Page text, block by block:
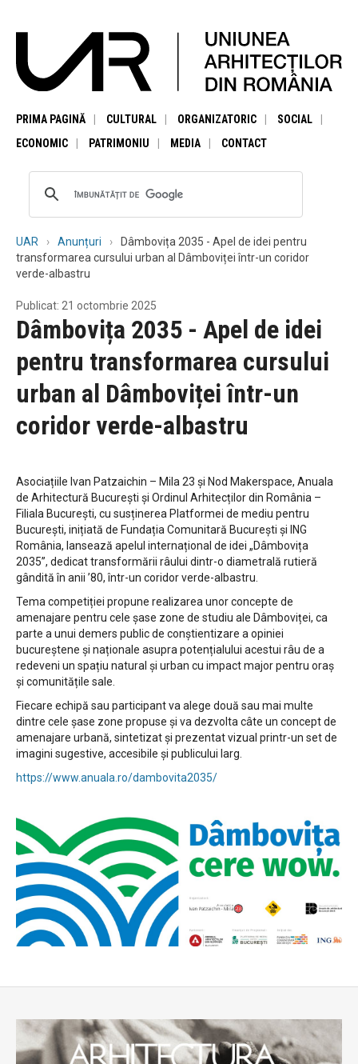
PRIMA PAGINĂ CULTURAL ORGANIZATORIC
SOCIAL
ECONOMIC
PATRIMONIU MEDIA CONTACT
UAR Anunțuri
Dâmbovița 2035 - Apel de idei pentru
transformarea cursului urban al Dâmboviței într-un coridor
verde-albastru
Publicat: 21 octombrie 2025
Dâmbovița 2035 - Apel de idei
pentru transformarea cursului
urban al Dâmboviței într-un
coridor verde-albastru
Asociațiile Ivan Patzaichin – Mila 23 și Nod Makerspace, Anuala
de Arhitectură București și Ordinul Arhitecților din România –
Filiala București, cu susținerea Platformei de mediu pentru
București, inițiată de Fundația Comunitară București și ING
România, lansează apelul internațional de idei „Dâmbovița
2035”, dedicat transformării râului dintr-o diametrală rutieră
gândită în anii ’80, într-un coridor verde-albastru.
Tema competiției propune realizarea unor concepte de
amenajare pentru cele șase zone de studiu ale Dâmboviței, ca
parte a unui demers public de conștientizare a opiniei
bucureștene și naționale asupra potențialului acestui râu de a
redeveni un spațiu natural și urban cu impact major pentru oraș
și comunitățile sale.
Fiecare echipă sau participant va alege două sau mai multe
dintre cele șase zone propuse și va dezvolta câte un concept de
amenajare urbană, sintetizat și prezentat vizual printr-un set de
imagini sugestive, accesibile și publicului larg.
https://www.anuala.ro/dambovita2035/